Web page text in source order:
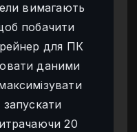
вимагають
побачити
для ПК
даними
запускати
20